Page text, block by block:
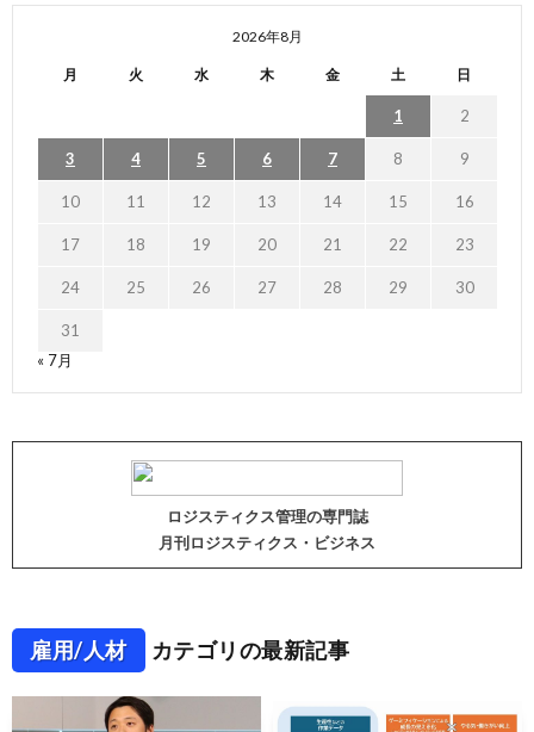
2026年8月
月 火 水 木 金 土 日
1 2
3 4 5 6 7 8 9
10 11 12 13 14 15 16
17 18 19 20 21 22 23
24 25 26 27 28 29 30
31
« 7月
ロジスティクス管理の専門誌
月刊ロジスティクス・ビジネス
雇用/人材 カテゴリの最新記事